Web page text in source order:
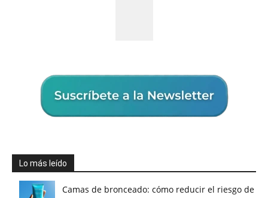
Lo más leído
Camas de bronceado: cómo reducir el riesgo de